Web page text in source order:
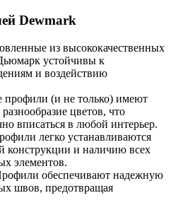
Dewmark
из высококачественных
устойчивы к
и воздействию
профили (и не только) имеют
цветов, что
вписаться в любой интерьер.
легко устанавливаются
конструкции и наличию всех
элементов.
обеспечивают надежную
швов, предотвращая